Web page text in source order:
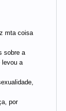
mta coisa
sobre a
levou a
por